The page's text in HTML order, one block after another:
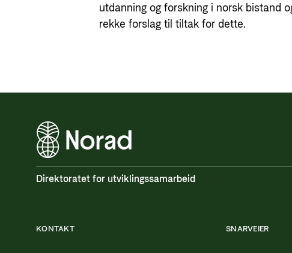
utdanning og forskning i norsk bistand
rekke forslag til tiltak for dette.
Direktoratet for utviklingssamarbeid
KONTAKT SNARVEIER